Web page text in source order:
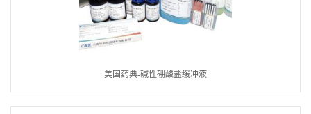
美国药典-碱性硼酸盐缓冲液